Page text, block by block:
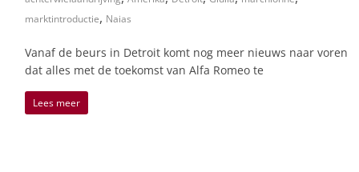
marktintroductie, Naias
Vanaf de beurs in Detroit komt nog meer nieuws naar voren
dat alles met de toekomst van Alfa Romeo te
Lees meer